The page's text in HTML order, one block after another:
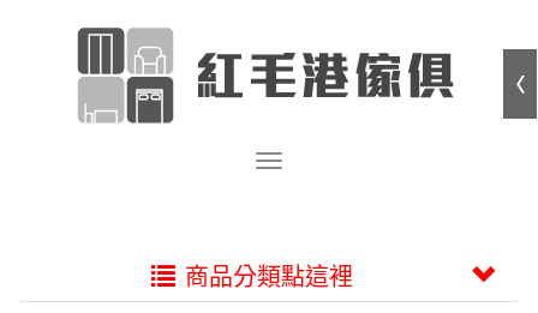
商品分類點這裡